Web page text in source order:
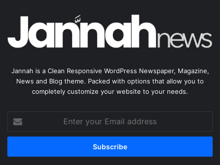
Jannah is a Clean Responsive WordPress Newspaper, Magazine,
News and Blog theme. Packed with options that allow you to
completely customize your website to your needs.
your
Email